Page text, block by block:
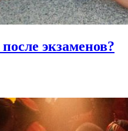
после экзаменов?